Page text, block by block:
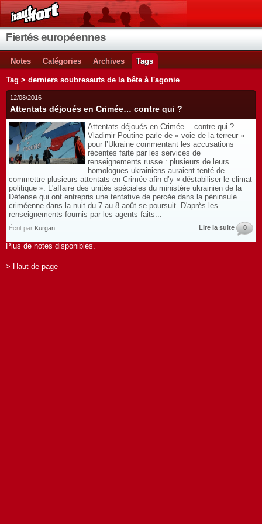
Fiertés européennes
Notes Catégories Archives Tags
Tag > derniers soubresauts de la bête à l'agonie
12/08/2016
Attentats déjoués en Crimée… contre qui ?
Attentats déjoués en Crimée… contre qui ?
Vladimir Poutine parle de « voie de la terreur »
pour l’Ukraine commentant les accusations
récentes faite par les services de
renseignements russe : plusieurs de leurs
homologues ukrainiens auraient tenté de
commettre plusieurs attentats en Crimée afin d’y « déstabiliser le climat
politique ». L'affaire des unités spéciales du ministère ukrainien de la
Défense qui ont entrepris une tentative de percée dans la péninsule
criméenne dans la nuit du 7 au 8 août se poursuit. D'après les
renseignements fournis par les agents faits...
Écrit par Kurgan Lire la suite 0
Plus de notes disponibles.
> Haut de page